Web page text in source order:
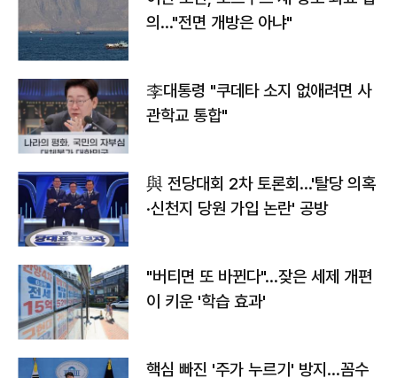
의…"전면 개방은 아냐"
李대통령 "쿠데타 소지 없애려면 사
관학교 통합"
與 전당대회 2차 토론회…'탈당 의혹
·신천지 당원 가입 논란' 공방
"버티면 또 바뀐다"…잦은 세제 개편
이 키운 '학습 효과'
핵심 빠진 '주가 누르기' 방지…꼼수